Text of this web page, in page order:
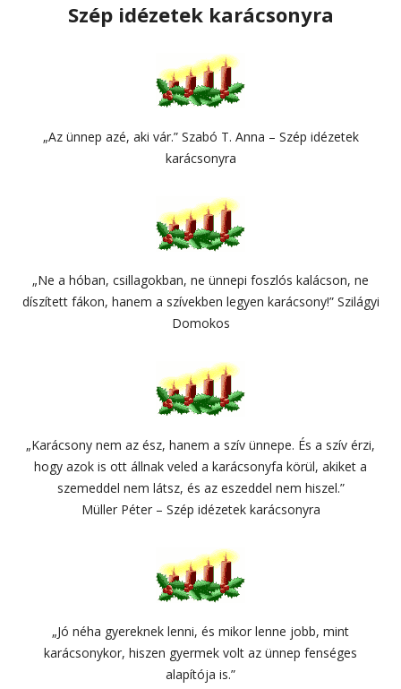
Szép idézetek karácsonyra
„Az ünnep azé, aki vár.” Szabó T. Anna – Szép idézetek
karácsonyra
„Ne a hóban, csillagokban, ne ünnepi foszlós kalácson, ne
díszített fákon, hanem a szívekben legyen karácsony!” Szilágyi
Domokos
„Karácsony nem az ész, hanem a szív ünnepe. És a szív érzi,
hogy azok is ott állnak veled a karácsonyfa körül, akiket a
szemeddel nem látsz, és az eszeddel nem hiszel.”
Müller Péter – Szép idézetek karácsonyra
„Jó néha gyereknek lenni, és mikor lenne jobb, mint
karácsonykor, hiszen gyermek volt az ünnep fenséges
alapítója is.”